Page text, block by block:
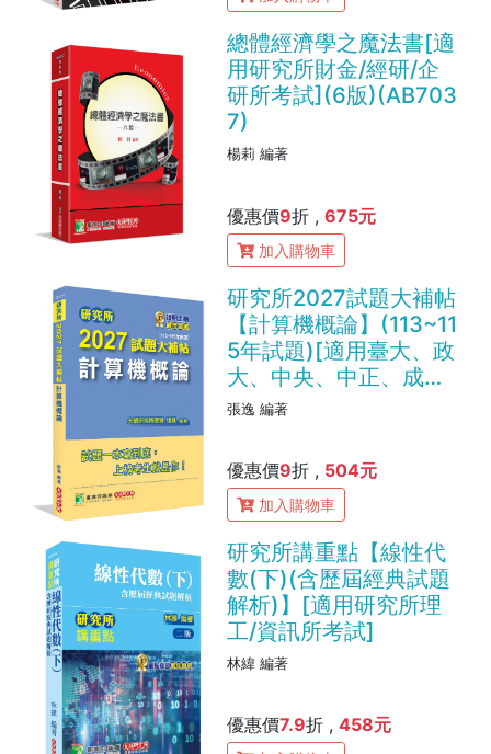
總體經濟學之魔法書[適
用研究所財金/經研/企
研所考試](6版)(AB703
7)
楊莉 編著
優惠價9折 ,675元
加入購物車
研究所2027試題大補帖
【計算機概論】(113~11
5年試題)[適用臺大、政
大、中央、中正、成
大、中山、中興、北大
張逸 編著
優惠價9折 , 504元
加入購物車
研究所講重點【線性代
數(下)(含歷屆經典試題
解析)】[適用研究所理
工/資訊所考試]
林緯 編著
優惠價7.9折 ,458元